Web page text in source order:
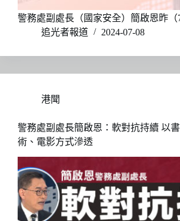
警務處副處長（國家安全）簡啟恩昨
追光者報道
2024-07-08
港聞
警務處副處長簡啟恩：軟對抗持續 以
術、電影方式滲透